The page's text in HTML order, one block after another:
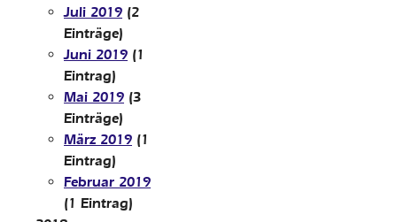
Juli 2019 (2
Einträge)
Juni 2019 (1
Eintrag)
Mai 2019 (3
Einträge)
März 2019 (1
Eintrag)
Februar 2019
(1 Eintrag)